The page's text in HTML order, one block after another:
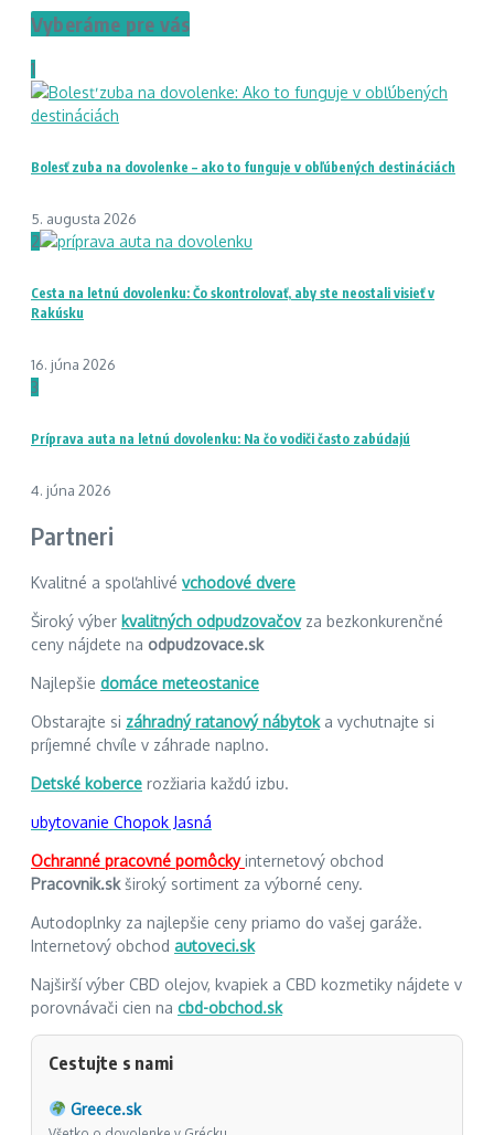
Vyberáme pre vás
1
Bolesť zuba na dovolenke – ako to funguje v obľúbených destináciách
5. augusta 2026
2
Cesta na letnú dovolenku: Čo skontrolovať, aby ste neostali visieť v
Rakúsku
16. júna 2026
3
Príprava auta na letnú dovolenku: Na čo vodiči často zabúdajú
4. júna 2026
Partneri
Kvalitné a spoľahlivé vchodové dvere
Široký výber kvalitných odpudzovačovza bezkonkurenčné
ceny nájdete na odpudzovace.sk
Najlepšie domáce meteostanice
Obstarajte si záhradný ratanový nábytoka vychutnajte si
príjemné chvíle v záhrade naplno.
Detské koberce rozžiaria každú izbu.
ubytovanie Chopok Jasná
Ochranné pracovné pomôckyinternetový obchod
Pracovnik.skširoký sortiment za výborné ceny.
Autodoplnky za najlepšie ceny priamo do vašej garáže.
Internetový obchod autoveci.sk
Najširší výber CBD olejov, kvapiek a CBD kozmetiky nájdete v
porovnávači cien na cbd-obchod.sk
Cestujte s nami
Greece.sk